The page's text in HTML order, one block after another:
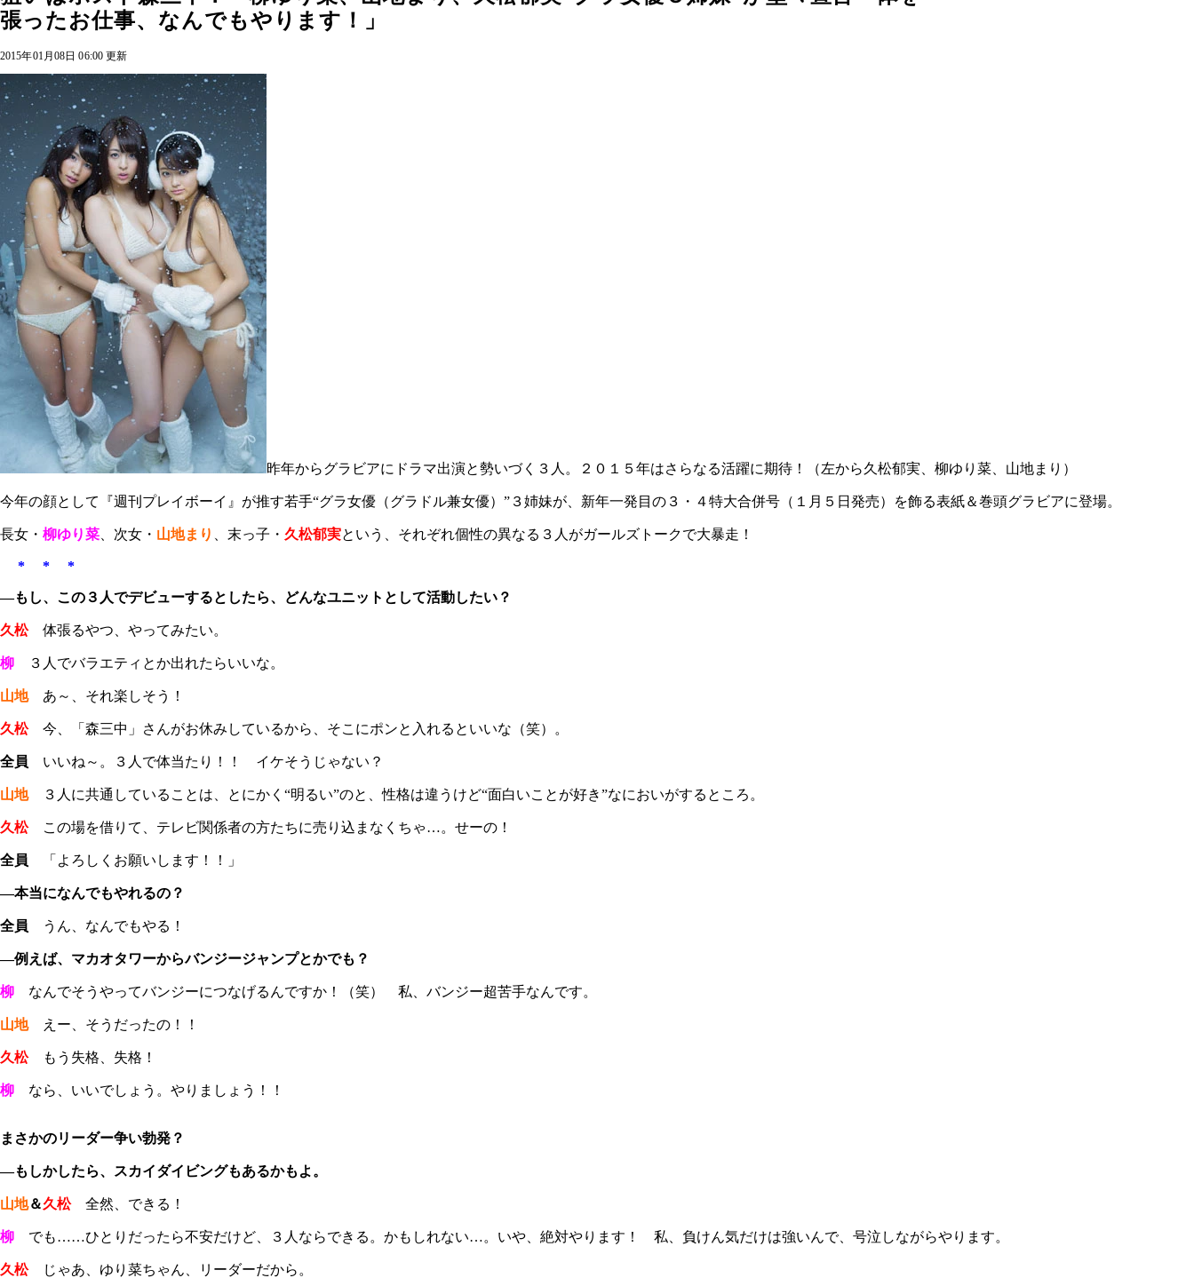
張ったお仕事、なんでもやります！」
2015年01月08日 06:00 更新
昨年からグラビアにドラマ出演と勢いづく３人。２０１５年はさらなる活躍に期待！（左から久松郁実、柳ゆり菜、山地まり）
今年の顔として『週刊プレイボーイ』が推す若手“グラ女優（グラドル兼女優）”３姉妹が、新年一発目の３・４特大合併号（１月５日発売）を飾る表紙＆巻頭グラビアに登場。
長女・ 柳ゆり菜 、次女・ 山地まり 、末っ子・ 久松郁実という、それぞれ個性の異なる３人がガールズトークで大暴走！
* * *
―もし、この３人でデビューするとしたら、どんなユニットとして活動したい？
久松体張るやつ、やってみたい。
柳 ３人でバラエティとか出れたらいいな。
山地あ～、それ楽しそう！
久松今、「森三中」さんがお休みしているから、そこにポンと入れるといいな（笑）。
全員 いいね～。３人で体当たり！！ イケそうじゃない？
山地３人に共通していることは、とにかく“明るい”のと、性格は違うけど“面白いことが好き”なにおいがするところ。
久松この場を借りて、テレビ関係者の方たちに売り込まなくちゃ…。せーの！
全員 「よろしくお願いします！！」
―本当になんでもやれるの？
全員 うん、なんでもやる！
―例えば、マカオタワーからバンジージャンプとかでも？
柳 なんでそうやってバンジーにつなげるんですか！（笑） 私、バンジー超苦手なんです。
山地えー、そうだったの！！
久松もう失格、失格！
柳 なら、いいでしょう。やりましょう！！
まさかのリーダー争い勃発？
―もしかしたら、スカイダイビングもあるかもよ。
山地＆久松全然、できる！
柳 でも……ひとりだったら不安だけど、３人ならできる。かもしれない…。いや、絶対やります！ 私、負けん気だけは強いんで、号泣しながらやります。
久松じゃあ、ゆり菜ちゃん、リーダーだから。